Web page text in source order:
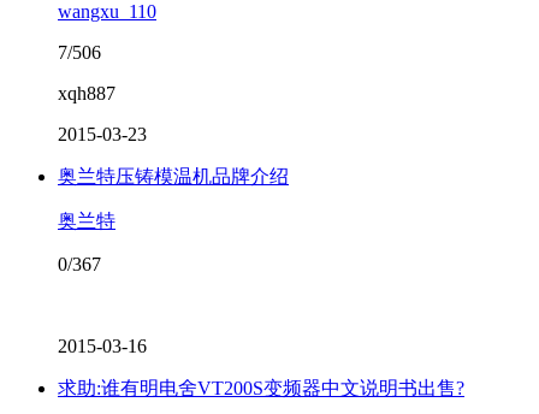
wangxu_110
7/506
xqh887
2015-03-23
奥兰特压铸模温机品牌介绍
奥兰特
0/367
2015-03-16
求助:谁有明电舍VT200S变频器中文说明书出售?